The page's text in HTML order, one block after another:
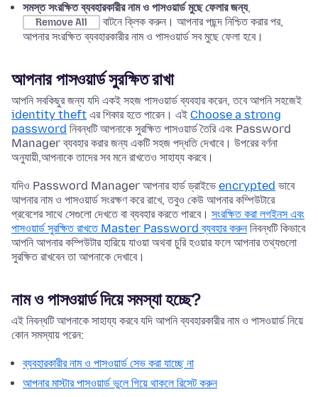
সমস্ত সংরক্ষিত ব্যবহারকারীর নাম ও পাসওয়ার্ড মুছে ফেলার জন্য,
Remove All
বাটনে ক্লিক করুন। আপনার পছন্দ নিশ্চিত করার পর,
আপনার সংরক্ষিত ব্যবহারকারীর নাম ও পাসওয়ার্ড সব মুছে ফেলা হবে।
আপনার পাসওয়ার্ড সুরক্ষিত রাখা
আপনি সবকিছুর জন্য যদি একই সহজ পাসওয়ার্ড ব্যবহার করেন, তবে আপনি সহজেই
identity theft এর শিকার হতে পারেন। এই Choose a strong
password নিবন্ধটি আপনাকে সুরক্ষিত পাসওয়ার্ড তৈরি এবং Password
Manager ব্যবহার করার জন্য একটি সহজ পদ্ধতি দেখাবে। উপরের বর্ণনা
অনুযায়ী,আপনাকে তাদের সব মনে রাখতেও সাহায্য করবে।
যদিও Password Manager আপনার হার্ড ড্রাইভে encrypted ভাবে
আপনার নাম ও পাসওয়ার্ড সংরক্ষণ করে রাখে, তবুও কেউ আপনার কম্পিউটারে
প্রবেশের সাথে সেগুলো দেখতে বা ব্যবহার করতে পারবে। সংরক্ষিত করা লগইনস এবং
পাসওয়ার্ড সুরক্ষিত রাখতে Master Password ব্যবহার করুননিবন্ধটি কিভাবে
আপনি আপনার কম্পিউটার হারিয়ে যাওয়া অথবা চুরি হওয়ার ফলে আপনার তথ্যগুলো
সুরক্ষিত রাখবেন তা আপনাকে দেখাবে।
নাম ও পাসওয়ার্ড দিয়ে সমস্যা হচ্ছে?
এই নিবন্ধটি আপনাকে সাহায্য করবে যদি আপনি ব্যবহারকারীর নাম ও পাসওয়ার্ড নিয়ে
কোন সমস্যায় পরেন:
ব্যবহারকারীর নাম ও পাসওয়ার্ড সেভ করা যাচ্ছে না
আপনার মাস্টার পাসওয়ার্ড ভুলে গিয়ে থাকলে রিসেট করুন